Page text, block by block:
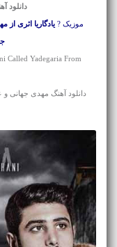
دانلود
موزیک ?یادگاریا اثری
Called Yadegaria From
دانلود آهنگ مهدی جهانی و